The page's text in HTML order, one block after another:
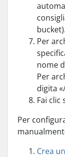
bucket).
Per
nome
Per
digita
Fai clic
Per
Crea